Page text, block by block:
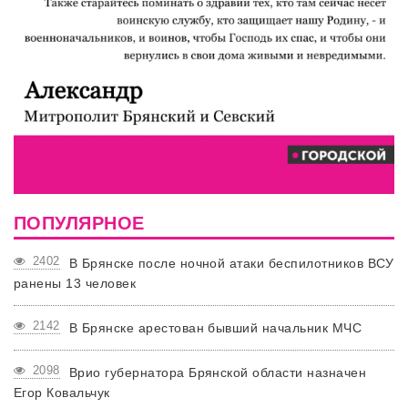
ПОПУЛЯРНОЕ
2402
В Брянске после ночной атаки беспилотников ВСУ
ранены 13 человек
2142 В Брянске арестован бывший начальник МЧС
2098
Врио губернатора Брянской области назначен
Егор Ковальчук